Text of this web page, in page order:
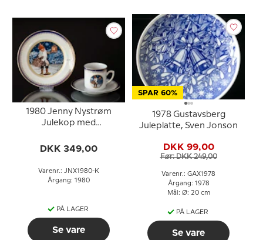
1980 Jenny Nystrøm
Julekop med
lanterne i farver
DKK 349,00
Varenr.: JNX1980-K
Årgang: 1980
PÅ LAGER
Se vare
SPAR 60%
1978 Gustavsberg
Juleplatte, Sven Jonson
DKK 99,00
Før: DKK 249,00
Varenr.: GAX1978
Årgang: 1978
Mål: Ø: 20 cm
PÅ LAGER
Se vare